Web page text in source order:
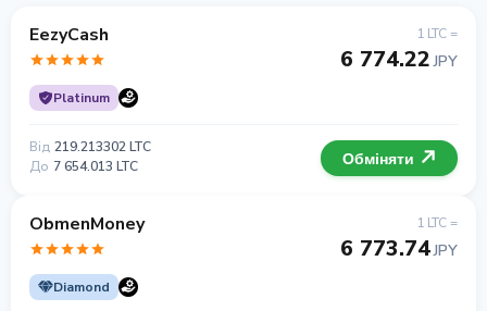
EezyCash
Platinum
1 LTC =
6 774.22 JPY
Від 219.213302 LTC
До 7 654.013 LTC Обміняти
ObmenMoney
Diamond
1 LTC =
6 773.74JPY